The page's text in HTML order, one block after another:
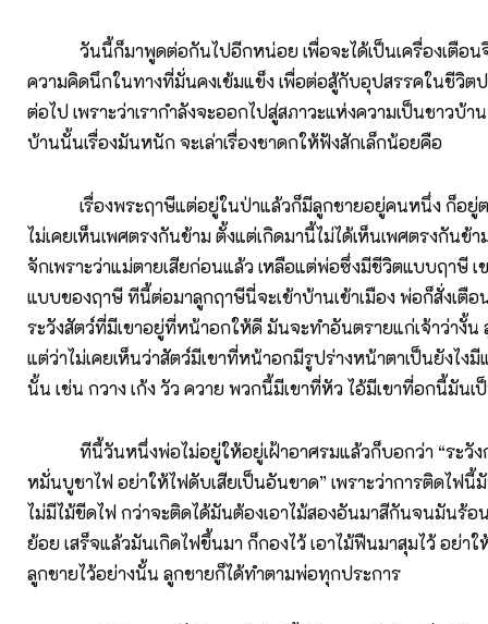
วันนี้ก็มาพูดต่อกันไปอีกหน่อย เพื่อจะได้เป็นเครื่องเตือนจิ
ความคิดนึกในทางที่มั่นคงเข้มแข็ง เพื่อต่อสู้กับอุปสรรคในชีวิตป
ต่อไป เพราะว่าเรากำลังจะออกไปสู่สภาวะแห่งความเป็นชาวบ้
บ้านนั้นเรื่องมันหนัก จะเล่าเรื่องชาดกให้ฟังสักเล็กน้อยคือ
เรื่องพระฤาษีแต่อยู่ในป่าแล้วก็มีลูกชายอยู่คนหนึ่ง ก็อยู่ต
ไม่เคยเห็นเพศตรงกันข้าม ตั้งแต่เกิดมานี้ไม่ได้เห็นเพศตรงกันข้
จักเพราะว่าแม่ตายเสียก่อนแล้ว เหลือแต่พ่อซึ่งมีชีวิตแบบฤาษี เ
แบบของฤาษี ทีนี้ต่อมาลูกฤาษีนี่จะเข้าบ้านเข้าเมือง พ่อก็สั่งเตื
ระวังสัตว์ที่มีเขาอยู่ที่หน้าอกให้ดี มันจะทำอันตรายแก่เจ้าว่างั้น
แต่ว่าไม่เคยเห็นว่าสัตว์มีเขาที่หน้าอกมีรูปร่างหน้าตาเป็นยังไง
นั้น เช่น กวาง เก้ง วัว ควาย พวกนี้มีเขาที่หัว ไอ้มีเขาที่อกนี้มันเ
ทีนี้วันหนึ่งพ่อไม่อยู่ให้อยู่เฝ้าอาศรมแล้วก็บอกว่า “ระวังก
หมั่นบูชาไฟ อย่าให้ไฟดับเสียเป็นอันขาด” เพราะว่าการติดไฟ
ไม่มีไม้ขีดไฟ กว่าจะติดได้มันต้องเอาไม้สองอันมาสีกันจนมันร้อ
ย้อย เสร็จแล้วมันเกิดไฟขึ้นมา ก็กองไว้ เอาไม้ฟืนมาสุมไว้ อย่า
ลูกชายไว้อย่างนั้น ลูกชายก็ได้ทำตามพ่อทุกประการ